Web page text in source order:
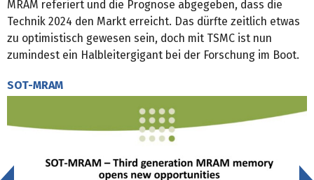
MRAM referiert und die Prognose abgegeben, dass die
Technik 2024 den Markt erreicht. Das dürfte zeitlich etwas
zu optimistisch gewesen sein, doch mit TSMC ist nun
zumindest ein Halbleitergigant bei der Forschung im Boot.
SOT-MRAM